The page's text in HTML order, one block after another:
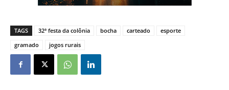
TAGS 32ª festa da colônia bocha carteado
esporte
gramado
jogos rurais